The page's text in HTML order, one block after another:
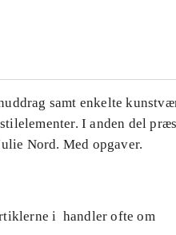
samt enkelte
I anden del
Nord. Med opgaver.
i handler ofte om